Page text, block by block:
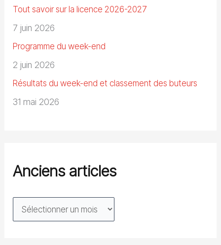
Tout savoir sur la licence 2026-2027
7 juin 2026
Programme du week-end
2 juin 2026
Résultats du week-end et classement des buteurs
31 mai 2026
Anciens articles
n